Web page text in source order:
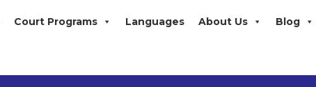
Court Programs Languages About Us Blog